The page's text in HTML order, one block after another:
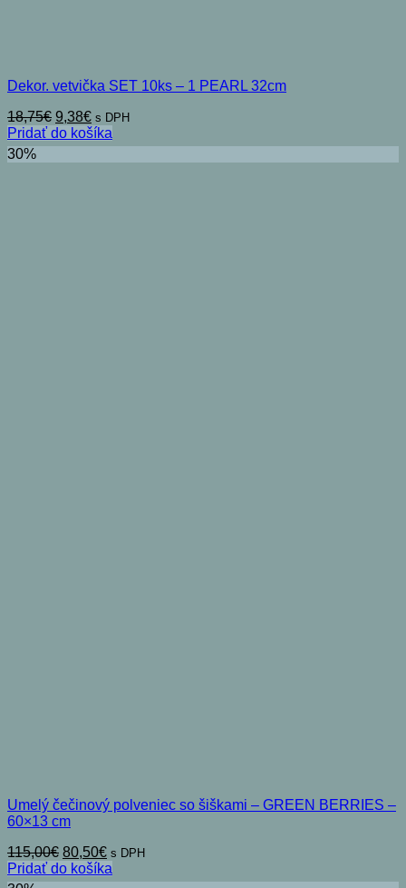
Dekor. vetvička SET 10ks – 1 PEARL 32cm
18,75€ Pôvodná
cena
bola:
18,75€.
9,38€Aktuálna
cena
je:
9,38€.
s DPH
Pridať do košíka
30%
Umelý čečinový polveniec so šiškami – GREEN BERRIES –
60×13 cm
115,00€ Pôvodná
cena
bola:
80,50€Aktuálna
cena
je:
s DPH
Pridať do košíka